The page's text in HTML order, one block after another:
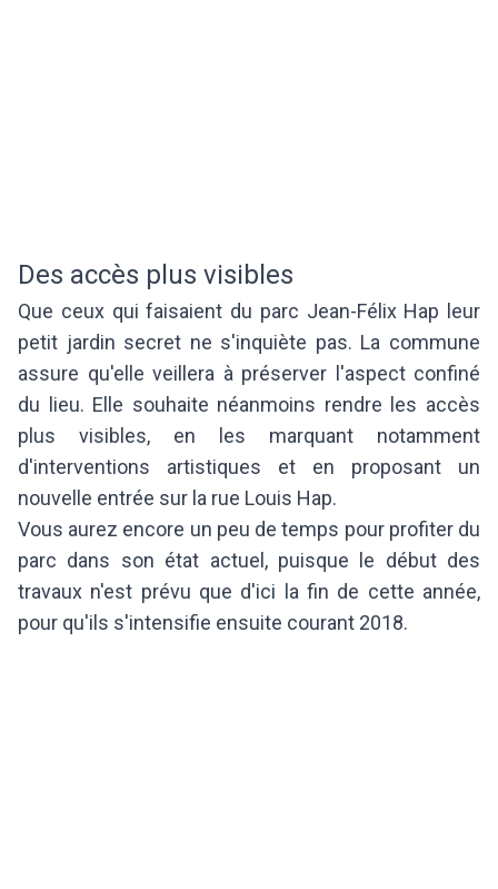
Des accès plus visibles
Que ceux qui faisaient du parc Jean-Félix Hap leur
petit jardin secret ne s'inquiète pas. La commune
assure qu'elle veillera à préserver l'aspect confiné
du lieu. Elle souhaite néanmoins rendre les accès
plus visibles, en les marquant notamment
d'interventions artistiques et en proposant un
nouvelle entrée sur la rue Louis Hap.
Vous aurez encore un peu de temps pour profiter du
parc dans son état actuel, puisque le début des
travaux n'est prévu que d'ici la fin de cette année,
pour qu'ils s'intensifie ensuite courant 2018.